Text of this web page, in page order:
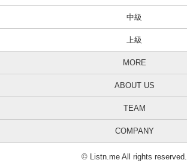
中級
上級
MORE
ABOUT US
TEAM
COMPANY
© Listn.me All rights reserved.